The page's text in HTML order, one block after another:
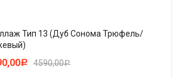
Тип 13 (Дуб Сонома Трюфель/
4590,00Р
Р